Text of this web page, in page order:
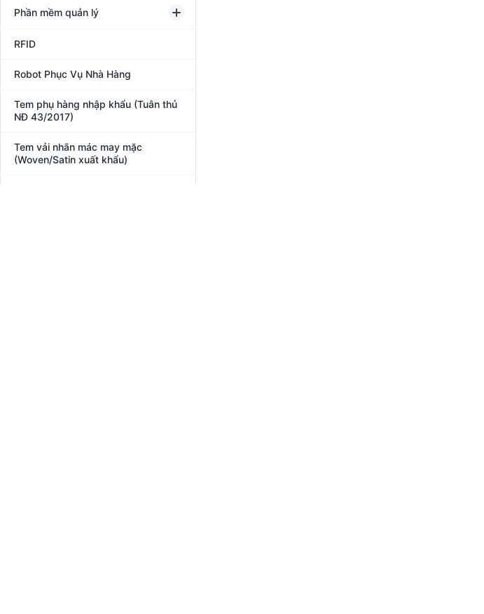
Phần mềm quản lý
RFID
Robot Phục Vụ Nhà Hàng
Tem phụ hàng nhập khẩu (Tuân thủ
NĐ 43/2017)
Tem vải nhãn mác may mặc
(Woven/Satin xuất khẩu)